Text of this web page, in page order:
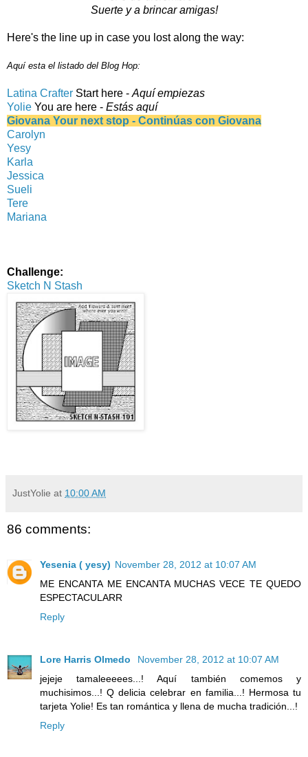
Suerte y a brincar amigas!
Here's the line up in case you lost along the way:
Aquí esta el listado del Blog Hop:
Latina Crafter Start here - Aquí empiezas
Yolie You are here - Estás aquí
Giovana Your next stop - Continúas con Giovana
Carolyn
Yesy
Karla
Jessica
Sueli
Tere
Mariana
Challenge:
Sketch N Stash
JustYolie at 10:00 AM
86 comments:
Yesenia ( yesy) November 28, 2012 at 10:07 AM
ME ENCANTA ME ENCANTA MUCHAS VECE TE QUEDO
ESPECTACULARR
Reply
Lore Harris Olmedo
November 28, 2012 at 10:07 AM
jejeje tamaleeeees...! Aquí también comemos y
muchisimos...! Q delicia celebrar en familia...! Hermosa tu
tarjeta Yolie! Es tan romántica y llena de mucha tradición...!
Reply